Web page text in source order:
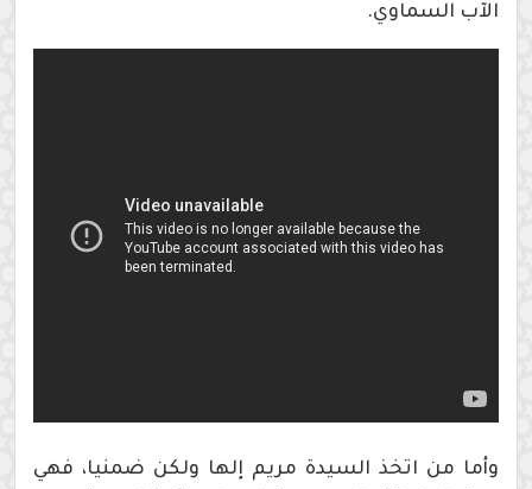
الآب السماوي.
وأما من اتخذ السيدة مريم إلها ولكن ضمنيا، فهي